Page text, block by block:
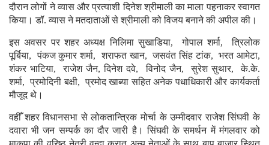
दौरान लोगों ने व्यास और प्रत्याशी दिनेश श्रीमाली का माला पहनाकर स्वागत
किया। डॉ. व्यास ने मतदाताओं से श्रीमाली को विजय बनाने की अपील की।
इस अवसर पर शहर अध्यक्ष निलिमा सुखाडिया, गोपाल शर्मा, त्रिलोक
पूर्बिया, पंकज कुमार शर्मा, शराफत खान, जसवंत सिंह टांक, भरत आमेटा,
शंकर भाटिया, राजेश जैन, दिनेश दवे, विनोद जैन, सुरेश सुथार, के.के.
शर्मा, प्रमोदिनी बक्षी, प्रमोद खाब्या सहित अनेक पधाधिकारी और कार्यकर्ता
मौजूद थे।
वहीँ शहर विधानसभा से लोकतान्त्रिक मोर्चा के उम्मीदवार राजेश सिंघवी के
दवारा भी जन सम्पर्क का दौर जारी है। सिंघवी के समर्थन में मंगलवार को